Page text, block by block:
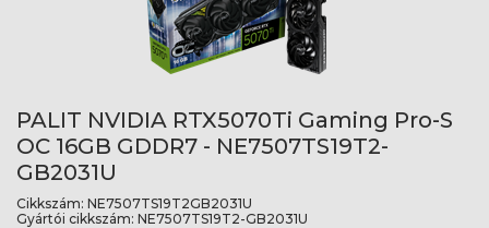
PALIT NVIDIA RTX5070Ti Gaming Pro-S
OC 16GB GDDR7 - NE7507TS19T2-
GB2031U
Cikkszám: NE7507TS19T2GB2031U
Gyártói cikkszám: NE7507TS19T2-GB2031U